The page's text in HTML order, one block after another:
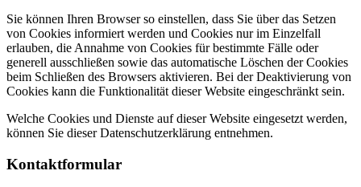
Sie können Ihren Browser so einstellen, dass Sie über das Setzen
von Cookies informiert werden und Cookies nur im Einzelfall
erlauben, die Annahme von Cookies für bestimmte Fälle oder
generell ausschließen sowie das automatische Löschen der Cookies
beim Schließen des Browsers aktivieren. Bei der Deaktivierung von
Cookies kann die Funktionalität dieser Website eingeschränkt sein.
Welche Cookies und Dienste auf dieser Website eingesetzt werden,
können Sie dieser Datenschutzerklärung entnehmen.
Kontaktformular